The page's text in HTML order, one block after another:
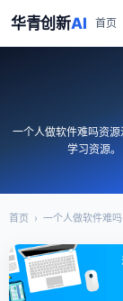
华青创新AI 首页
一个人做软件难吗资
学习资源
首页 › 一个人做软件难吗